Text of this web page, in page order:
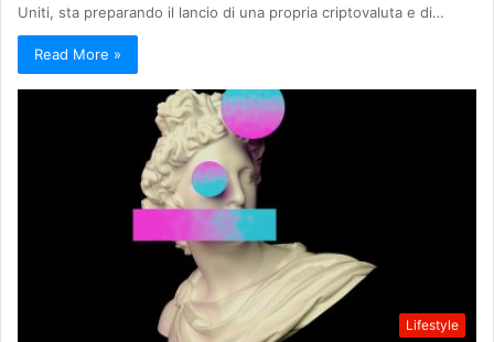
Uniti, sta preparando il lancio di una propria criptovaluta e di…
Read More »
Lifestyle